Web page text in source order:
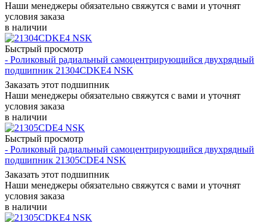
Наши менеджеры обязательно свяжутся с вами и уточнят
условия заказа
в наличии
Быстрый просмотр
- Роликовый радиальный самоцентрирующийся двухрядный
подшипник 21304CDKE4 NSK
Заказать этот подшипник
Наши менеджеры обязательно свяжутся с вами и уточнят
условия заказа
в наличии
Быстрый просмотр
- Роликовый радиальный самоцентрирующийся двухрядный
подшипник 21305CDE4 NSK
Заказать этот подшипник
Наши менеджеры обязательно свяжутся с вами и уточнят
условия заказа
в наличии